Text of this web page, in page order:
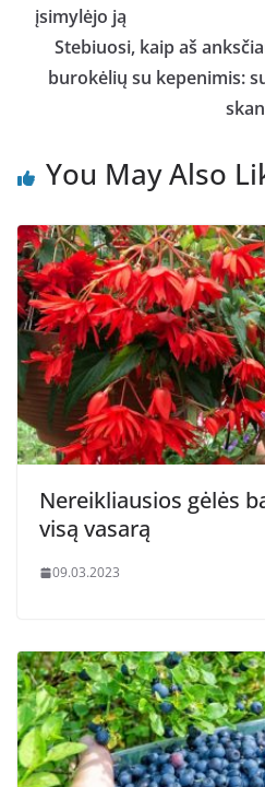
įsimylėjo ją
Stebiuosi, kaip aš
burokėlių su kepenimis:
You May Also
Nereikliausios gėlės
visą vasarą
09.03.2023